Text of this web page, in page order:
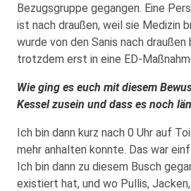
Bezugsgruppe gegangen. Eine
ist nach draußen, weil sie Medizin
wurde von den Sanis nach
trotzdem erst in eine ED-
Wie ging es euch mit diesem
Kessel zusein und dass es noch
Ich bin dann kurz nach 0 Uhr auf
mehr anhalten konnte. Das war
Ich bin dann zu diesem Busch
existiert hat, und wo Pullis,